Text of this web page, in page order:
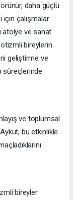
daha güçlü
için çalışmalar
atölye ve sanat
otizmli bireylerin
geliştirme ve
süreçlerinde
ve toplumsal
bu etkinlikle
bireyler